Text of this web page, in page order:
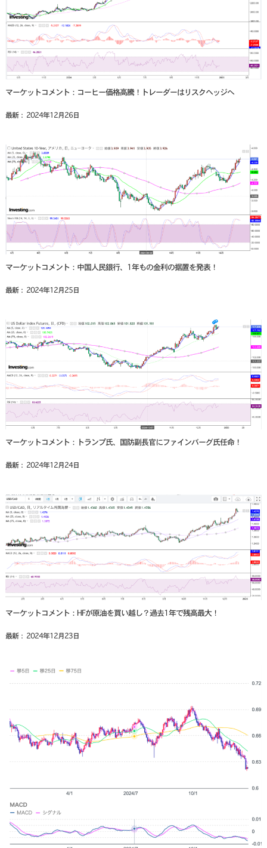
マーケットコメント：コーヒー価格高騰！トレーダーはリスクヘッジへ
最新： 2024年12月26日
マーケットコメント：中国人民銀行、1年もの金利の据置を発表！
最新： 2024年12月25日
マーケットコメント：トランプ氏、国防副長官にファインバーグ氏任命！
最新： 2024年12月24日
マーケットコメント：HFが原油を買い越し？過去1年で残高最大！
最新： 2024年12月23日